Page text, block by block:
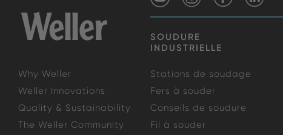
SOUDURE
INDUSTRIELLE
Why Weller
Weller Innovations
Quality & Sustainability
The Weller Community
Stations de soudage
Fers à souder
Conseils de soudure
Fil à souder